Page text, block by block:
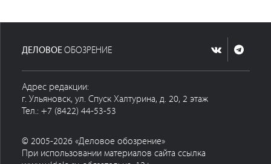
ДЕЛОВОЕОБОЗРЕНИЕ
Адрес редакции:
г. Ульяновск, ул. Спуск Халтурина, д. 20, 2 этаж
Тел.: +7 (8422) 44-53-53
© 2005-2026 «Деловое обозрение»
При использовании материалов сайта ссылка